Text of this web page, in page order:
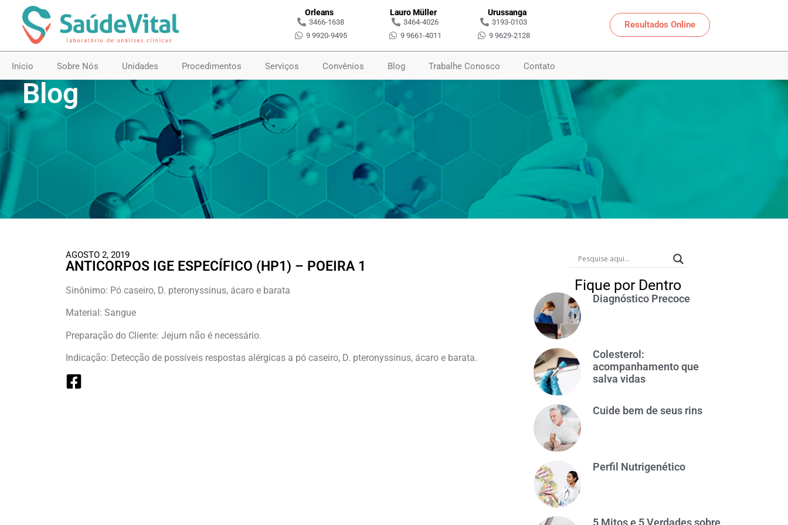
Orleans
3466-1638
9 9920-9495
Lauro Müller
3464-4026
9 9661-4011
Urussanga
3193-0103
9 9629-2128
Resultados Online
Início Sobre Nós Unidades Procedimentos Serviços Convênios Blog Trabalhe Conosco Contato
Blog
AGOSTO 2, 2019
ANTICORPOS IGE ESPECÍFICO (HP1) – POEIRA 1
Sinônimo: Pó caseiro, D. pteronyssinus, ácaro e barata
Material: Sangue
Preparação do Cliente: Jejum não é necessário.
Indicação: Detecção de possíveis respostas alérgicas a pó caseiro, D. pteronyssinus, ácaro e barata.
Fique por Dentro
Diagnóstico Precoce
Colesterol:
acompanhamento que
salva vidas
Cuide bem de seus rins
Perfil Nutrigenético
5 Mitos e 5 Verdades sobre